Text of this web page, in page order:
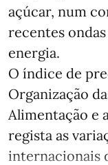
açúcar, num
recentes
energia.
O índice de
Organização
Alimentação e
regista as
internacionais